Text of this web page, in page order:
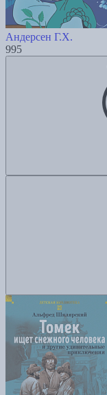
Андерсен Г.Х.
995